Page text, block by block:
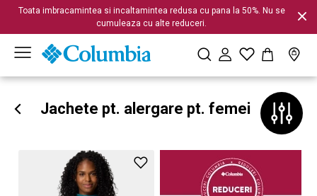
Toata imbracamintea si incaltamintea redusa cu pana la 50%. Nu se
cumuleaza cu alte reduceri.
Jachete pt. alergare pt. femei